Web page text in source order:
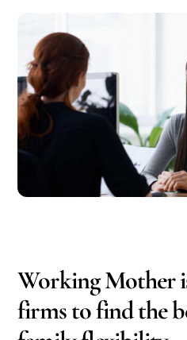
Working Mother
firms to find the